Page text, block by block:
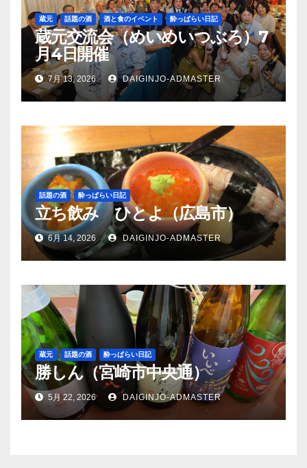
蔵元 話題の酒 酒と食のイベント 酔っぱらい日記
蔵元交流会（めいめいつぶろ）7
月4日開催
7月 13, 2026 DAIGINJO-ADMASTER
話題の酒 酔っぱらい日記
立ち飲み ひとよ（広島市）
6月 14, 2026 DAIGINJO-ADMASTER
蔵元 話題の酒 酔っぱらい日記
勝しん（宮崎市中央通）
5月 22, 2026 DAIGINJO-ADMASTER